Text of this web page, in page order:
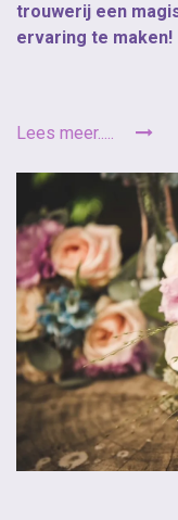
trouwerij een
ervaring te maken!
Lees meer.....